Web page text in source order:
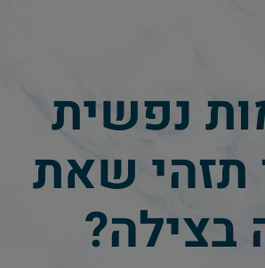
נפשית
תזהי שאת
בצילה?